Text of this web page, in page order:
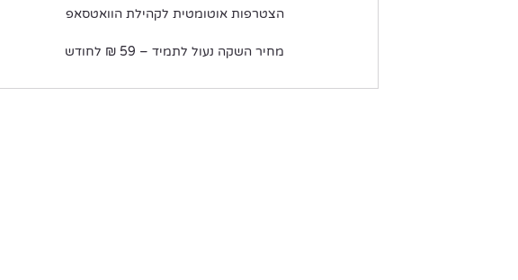
הצטרפות אוטומטית לקהילת הוואטסאפ
מחיר השקה נעול לתמיד – 59 ₪ לחודש